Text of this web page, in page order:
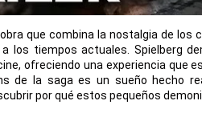
que combina la nostalgia de los
los tiempos actuales. Spielberg
ofreciendo una experiencia que
de la saga es un sueño hecho
por qué estos pequeños